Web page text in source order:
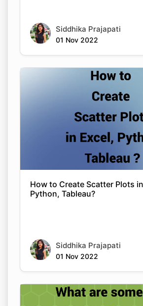
Siddhika Prajapati
01 Nov 2022
How to Create Scatter Plots
Python, Tableau?
Siddhika Prajapati
01 Nov 2022